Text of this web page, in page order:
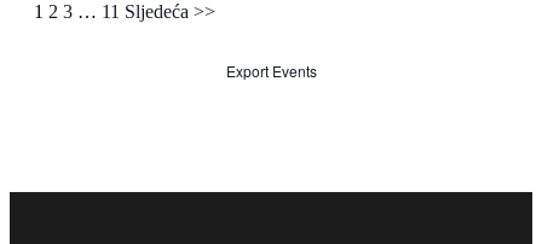
1 2 3 … 11 Sljedeća >>
Export Events